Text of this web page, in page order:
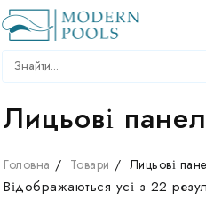
Перейти
до
вмісту
Лицьові
Головна Товари Лицьові
Відображаються усі з 22